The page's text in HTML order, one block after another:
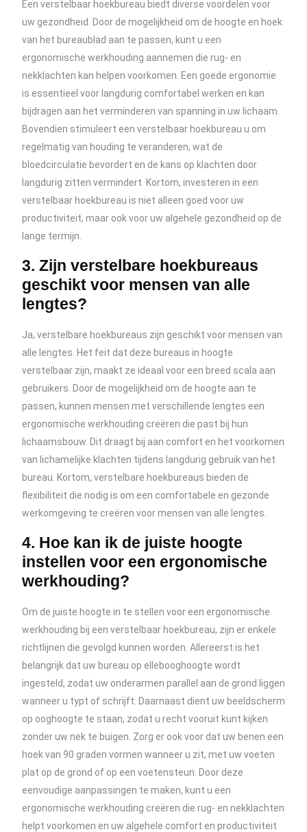
Een verstelbaar hoekbureau biedt diverse voordelen voor
uw gezondheid. Door de mogelijkheid om de hoogte en hoek
van het bureaublad aan te passen, kunt u een
ergonomische werkhouding aannemen die rug- en
nekklachten kan helpen voorkomen. Een goede ergonomie
is essentieel voor langdurig comfortabel werken en kan
bijdragen aan het verminderen van spanning in uw lichaam.
Bovendien stimuleert een verstelbaar hoekbureau u om
regelmatig van houding te veranderen, wat de
bloedcirculatie bevordert en de kans op klachten door
langdurig zitten vermindert. Kortom, investeren in een
verstelbaar hoekbureau is niet alleen goed voor uw
productiviteit, maar ook voor uw algehele gezondheid op de
lange termijn.
3. Zijn verstelbare hoekbureaus
geschikt voor mensen van alle
lengtes?
Ja, verstelbare hoekbureaus zijn geschikt voor mensen van
alle lengtes. Het feit dat deze bureaus in hoogte
verstelbaar zijn, maakt ze ideaal voor een breed scala aan
gebruikers. Door de mogelijkheid om de hoogte aan te
passen, kunnen mensen met verschillende lengtes een
ergonomische werkhouding creëren die past bij hun
lichaamsbouw. Dit draagt bij aan comfort en het voorkomen
van lichamelijke klachten tijdens langdurig gebruik van het
bureau. Kortom, verstelbare hoekbureaus bieden de
flexibiliteit die nodig is om een comfortabele en gezonde
werkomgeving te creëren voor mensen van alle lengtes.
4. Hoe kan ik de juiste hoogte
instellen voor een ergonomische
werkhouding?
Om de juiste hoogte in te stellen voor een ergonomische
werkhouding bij een verstelbaar hoekbureau, zijn er enkele
richtlijnen die gevolgd kunnen worden. Allereerst is het
belangrijk dat uw bureau op ellebooghoogte wordt
ingesteld, zodat uw onderarmen parallel aan de grond liggen
wanneer u typt of schrijft. Daarnaast dient uw beeldscherm
op ooghoogte te staan, zodat u recht vooruit kunt kijken
zonder uw nek te buigen. Zorg er ook voor dat uw benen een
hoek van 90 graden vormen wanneer u zit, met uw voeten
plat op de grond of op een voetensteun. Door deze
eenvoudige aanpassingen te maken, kunt u een
ergonomische werkhouding creëren die rug- en nekklachten
helpt voorkomen en uw algehele comfort en productiviteit